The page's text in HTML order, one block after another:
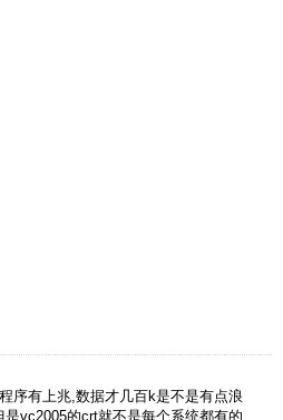
序有上兆,数据才几百k是不是有点浪
vc2005的crt就不是每个系统都有的,